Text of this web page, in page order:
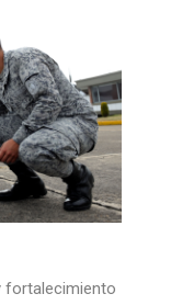
fortalecimiento